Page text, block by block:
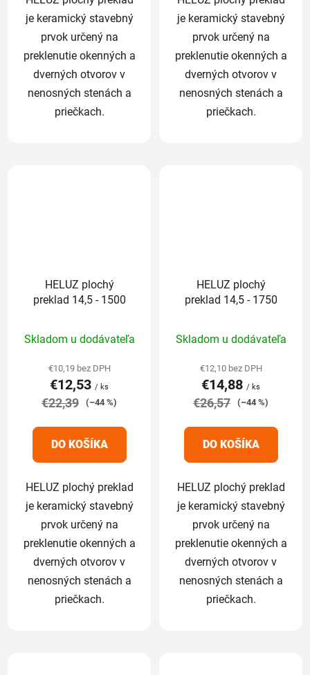
je keramický stavebný
prvok určený na
preklenutie okenných a
dverných otvorov v
nenosných stenách a
priečkach.
je keramický stavebný
prvok určený na
preklenutie okenných a
dverných otvorov v
nenosných stenách a
priečkach.
HELUZ plochý
preklad 14,5 - 1500
hodnotenie
produktu
je
5,0
5
hviezdičiek.
Skladom u dodávateľa
€10,19 bez DPH
€12,53 / ks
€22,39 (–44 %)
DO KOŠÍKA
HELUZ plochý preklad
je keramický stavebný
prvok určený na
preklenutie okenných a
dverných otvorov v
nenosných stenách a
priečkach.
HELUZ plochý
preklad 14,5 - 1750
hodnotenie
produktu
je
5,0
5
hviezdičiek.
Skladom u dodávateľa
€12,10 bez DPH
€14,88 / ks
€26,57 (–44 %)
DO KOŠÍKA
HELUZ plochý preklad
je keramický stavebný
prvok určený na
preklenutie okenných a
dverných otvorov v
nenosných stenách a
priečkach.